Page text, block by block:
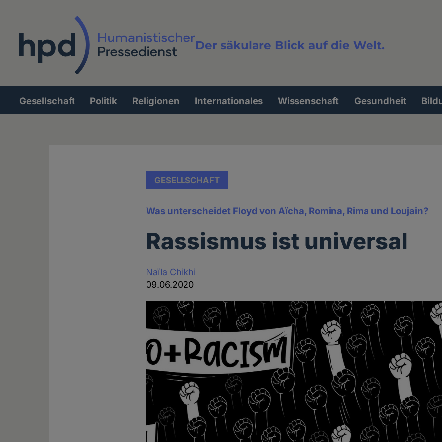
Der säkulare Blick auf die Welt.
Volltextsuche
Hauptnavigation
Gesellschaft Politik Religionen Internationales Wissenschaft Gesundheit
GESELLSCHAFT
Was unterscheidet Floyd von Aïcha, Romina, Rima und Loujain?
Rassismus ist universal
Naïla Chikhi
09.06.2020